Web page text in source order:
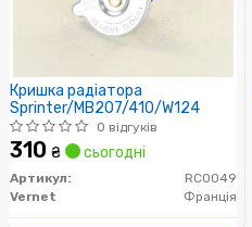
Кришка радіатора
Sprinter/MB207/410/W124
0 відгуків
310 ₴ сьогодні
Артикул:
RC0049
Vernet
Франція